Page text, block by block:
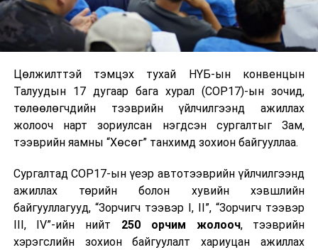
Цөлжилттэй тэмцэх тухай НҮБ-ын конвенцын
Талуудын 17 дугаар бага хурал (COP17)-ын зочид,
төлөөлөгчдийн тээврийн үйлчилгээнд ажиллах
жолооч нарт зориулсан нэгдсэн сургалтыг Зам,
тээврийн яамны “Хөсөг” танхимд зохион байгууллаа.
Сургалтад COP17-ын үеэр автотээврийн үйлчилгээнд
ажиллах төрийн болон хувийн хэвшлийн
байгууллагууд, “Зорчигч тээвэр I, II”, “Зорчигч тээвэр
III, IV”-ийн нийт 250 орчим жолооч, тээврийн
хэрэгслийн зохион байгуулалт хариуцан ажиллах